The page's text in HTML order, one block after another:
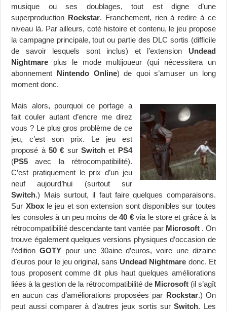
musique ou ses doublages, tout est digne d’une
superproduction Rockstar. Franchement, rien à redire à ce
niveau là. Par ailleurs, coté histoire et contenu, le jeu propose
la campagne principale, tout ou partie des DLC sortis (difficile
de savoir lesquels sont inclus) et l’extension Undead
Nightmare plus le mode multijoueur (qui nécessitera un
abonnement Nintendo Online) de quoi s’amuser un long
moment donc.
Mais alors, pourquoi ce portage a
fait couler autant d’encre me direz
vous ? Le plus gros problème de ce
jeu, c’est son prix. Le jeu est
proposé à 50 € surSwitch et PS4
(PS5avec la rétrocompatibilité).
C’est pratiquement le prix d’un jeu
neuf aujourd’hui (surtout sur
Switch.) Mais surtout, il faut faire quelques comparaisons.
Sur Xbox le jeu et son extension sont disponibles sur toutes
les consoles à un peu moins de40 €via le store et grâce à la
rétrocompatibilité descendante tant vantée par Microsoft . On
trouve également quelques versions physiques d’occasion de
l’éditionGOTY pour une 30aine d’euros, voire une dizaine
d’euros pour le jeu original, sans Undead Nightmare donc. Et
tous proposent comme dit plus haut quelques améliorations
liées à la gestion de la rétrocompatibilité de Microsoft (il s’agît
en aucun cas d’améliorations proposées par Rockstar.) On
peut aussi comparer à d’autres jeux sortis surSwitch. Les